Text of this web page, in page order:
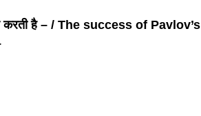
करती है – / The success of Pavlov’s